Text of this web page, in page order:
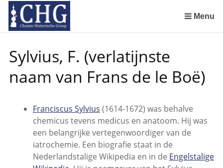
links
over
naar
de
inhoud
het
menu
Menu
Sylvius, F. (verlatijnste
naam van Frans de le Boë)
Franciscus Sylvius (1614-1672) was behalve
chemicus tevens medicus en anatoom. Hij was
een belangrijke vertegenwoordiger van de
iatrochemie. Een biografie staat in de
Nederlandstalige Wikipedia en in de Engelstalige